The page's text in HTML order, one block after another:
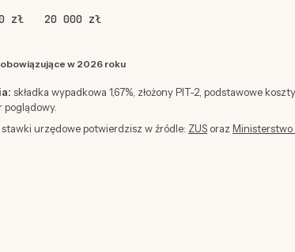
zł 20 000 zł
w 2026 roku
składka wypadkowa 1,67%, złożony PIT-2, podstawowe
poglądowy.
urzędowe potwierdzisz w źródle: ZUS oraz Ministerstwo